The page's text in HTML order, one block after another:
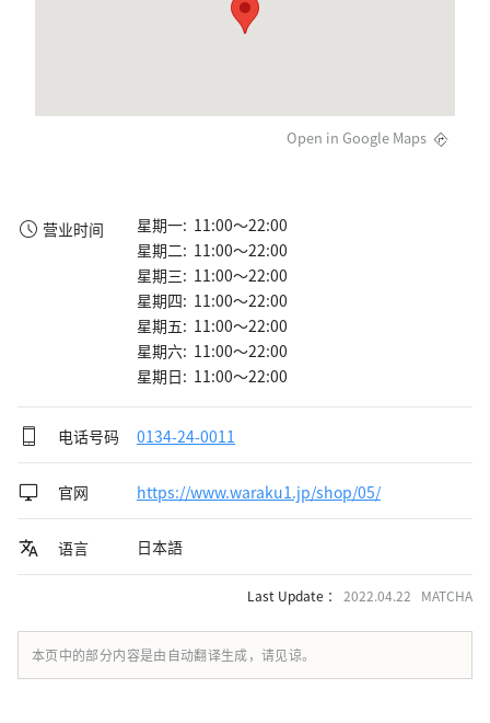
Open in Google Maps
营业时间
星期一: 11:00～22:00
星期二: 11:00～22:00
星期三: 11:00～22:00
星期四: 11:00～22:00
星期五: 11:00～22:00
星期六: 11:00～22:00
星期日: 11:00～22:00
电话号码 0134-24-0011
官网 https://www.waraku1.jp/shop/05/
语言 日本語
Last Update ： 2022.04.22 MATCHA
本页中的部分内容是由自动翻译生成，请见谅。